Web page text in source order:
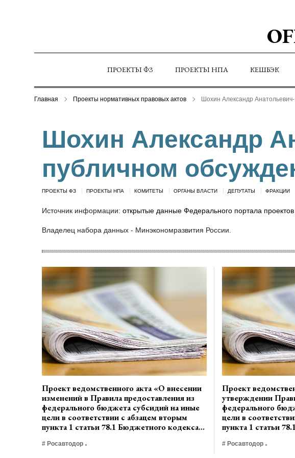
ПРОЕКТЫ ФЗ ПРОЕКТЫ НПА КЕШБЭК
Главная Проекты нормативных правовых актов Шохин Александр
Шохин Александр
публичном
ПРОЕКТЫ ФЗ ПРОЕКТЫ НПА КОМИТЕТЫ ОРГАНЫ ВЛАСТИ ДЕПУТАТЫ ФРАКЦИИ
Источник информации: открытые данные Федерального портала
Владелец набора данных - Минэкономразвития России.
Проект ведомственного акта «О внесении
изменений в Правила предоставления из
федерального бюджета субсидий на иные
цели в соответствии с абзацем вторым
пункта 1 статьи 78.1 Бюджетного кодекса
государственным бюджетным и
# Росавтодор
Проект
утверждении
федерального
цели в
пункта 1 статьи
государственным
# Росавтодор